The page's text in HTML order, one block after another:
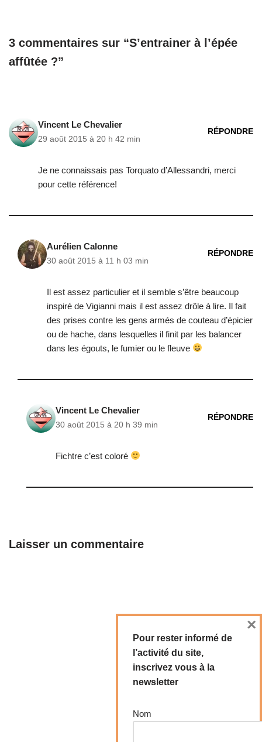
3 commentaires sur “S’entrainer à l’épée
affûtée ?”
Vincent Le Chevalier
29 août 2015 à 20 h 42 min
RÉPONDRE
Je ne connaissais pas Torquato d’Allessandri, merci
pour cette référence!
Aurélien Calonne
30 août 2015 à 11 h 03 min
RÉPONDRE
Il est assez particulier et il semble s’être beaucoup
inspiré de Vigianni mais il est assez drôle à lire. Il fait
des prises contre les gens armés de couteau d’épicier
ou de hache, dans lesquelles il finit par les balancer
dans les égouts, le fumier ou le fleuve
Vincent Le Chevalier
30 août 2015 à 20 h 39 min
RÉPONDRE
Fichtre c’est coloré
Laisser un commentaire
Pour rester informé de
l’activité du site,
inscrivez vous à la
newsletter
Nom
×